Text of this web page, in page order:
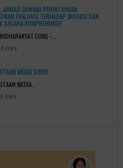
DAWAMI PERINTAHKAN
EVALUASI TERHADAP INOVASI DAN
SECARA KOMPREHENSIF
-...
more
MEDIA SIBER
MEDIA...
more